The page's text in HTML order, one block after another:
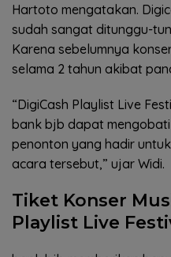
Hartoto mengatakan.
sudah sangat ditunggu-
Karena sebelumnya
selama 2 tahun akibat
“DigiCash Playlist Live
bank bjb dapat
penonton yang hadir
acara tersebut,” ujar Widi.
Tiket Konser
Playlist Live